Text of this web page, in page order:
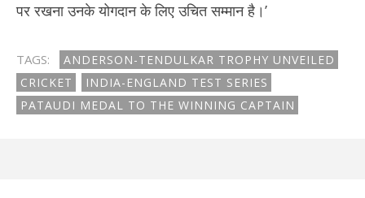
पर रखना उनके योगदान के लिए उचित सम्मान है।’
TAGS:
ANDERSON-TENDULKAR TROPHY UNVEILED
CRICKET
INDIA-ENGLAND TEST SERIES
PATAUDI MEDAL TO THE WINNING CAPTAIN